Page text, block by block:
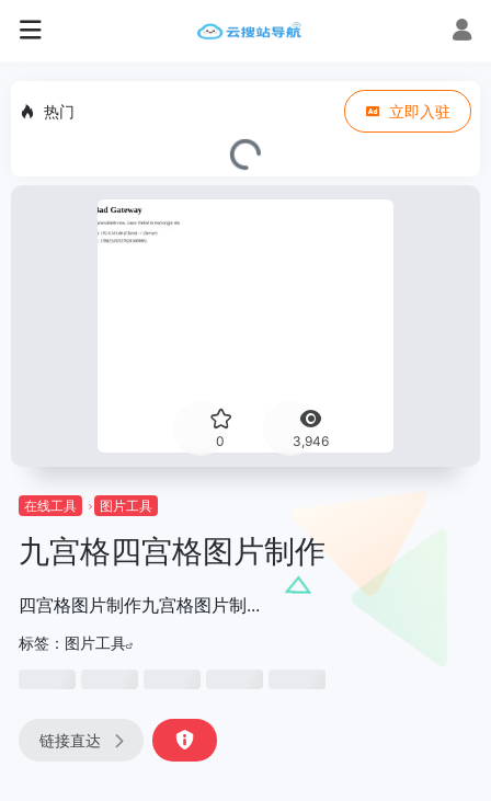
热门 立即入驻
0 3,946
在线工具 图片工具
九宫格四宫格图片制作
四宫格图片制作九宫格图片制...
标签： 图片工具
链接直达